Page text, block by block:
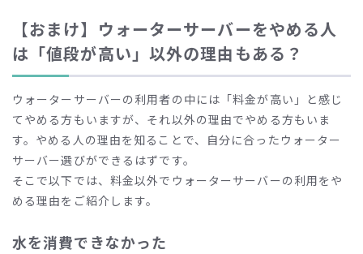
【おまけ】ウォーターサーバーをやめる人
は「値段が高い」以外の理由もある？
ウォーターサーバーの利用者の中には「料金が高い」と感じ
てやめる方もいますが、それ以外の理由でやめる方もいま
す。やめる人の理由を知ることで、自分に合ったウォーター
サーバー選びができるはずです。
そこで以下では、料金以外でウォーターサーバーの利用をや
める理由をご紹介します。
水を消費できなかった